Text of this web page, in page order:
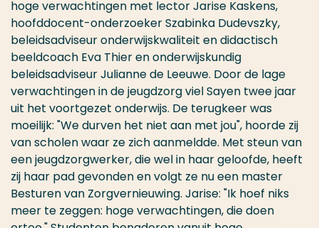
hoge verwachtingen met lector Jarise Kaskens,
hoofddocent-onderzoeker Szabinka Dudevszky,
beleidsadviseur onderwijskwaliteit en didactisch
beeldcoach Eva Thier en onderwijskundig
beleidsadviseur Julianne de Leeuwe. Door de lage
verwachtingen in de jeugdzorg viel Sayen twee jaar
uit het voortgezet onderwijs. De terugkeer was
moeilijk: "We durven het niet aan met jou", hoorde zij
van scholen waar ze zich aanmeldde. Met steun van
een jeugdzorgwerker, die wel in haar geloofde, heeft
zij haar pad gevonden en volgt ze nu een master
Besturen van Zorgvernieuwing. Jarise: "Ik hoef niks
meer te zeggen: hoge verwachtingen, die doen